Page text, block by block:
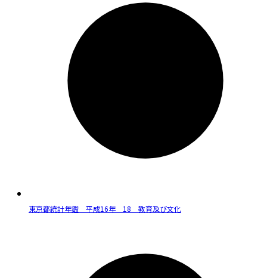
東京都統計年鑑 平成16年 18 教育及び文化